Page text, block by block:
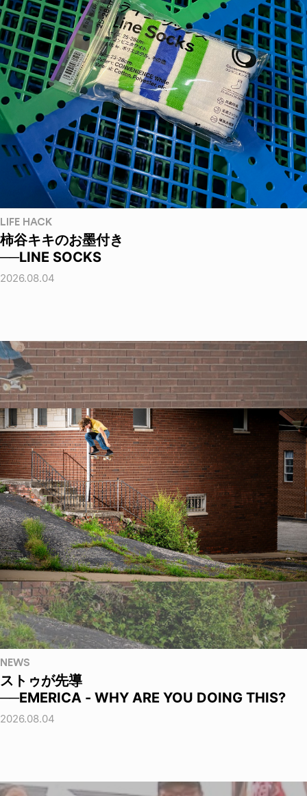
LIFE HACK
柿谷キキのお墨付き
──LINE SOCKS
2026.08.04
NEWS
ストゥが先導
──EMERICA - WHY ARE YOU DOING THIS?
2026.08.04